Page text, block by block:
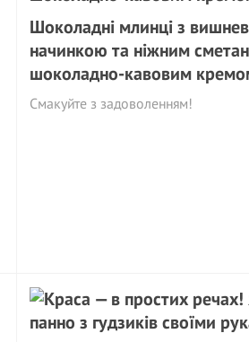
Шоколадні млинці з
начинкою та ніжним
шоколадно-кавовим
Смакуйте з задоволенням!